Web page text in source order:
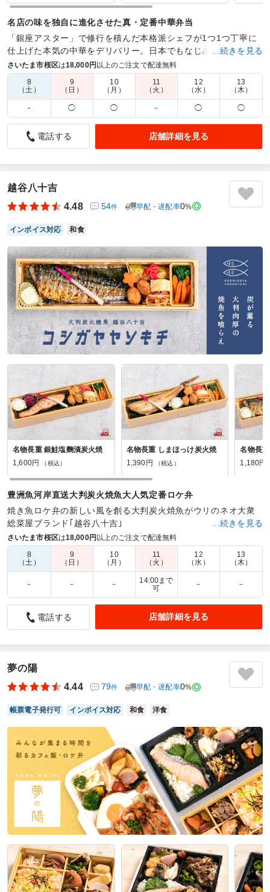
名店の味を独自に進化させた真・定番中華弁当
「銀座アスター」で修行を積んだ本格派シェフが1つ1つ丁寧に
仕上げた本気の中華をデリバリー。日本でもなじみ深い料理た
ちがシェフの腕で新たなフェーズへ昇華する。
商品数： 締切日時： 2日前23:45 価格帯：
972円～2,160円
配達時間：
10:30～21:00
チャーハンもホイコーローも美味しかったです。
4.0
若い男性は、チャーハンを大盛りで頼むと良いかもしれませ
ご利用シーン：スポーツ
埼玉県さいたま市桜区道場2022/09/24
石橋飯店の口コミをもっと見る
…続きを見る
さいたま市桜区は18,000円以上のご注文で配達無料
8
（土）
9
（日）
10
（月）
11
（火）
12
（水）
13
（木）
－ ◯ ◯ － ◯ ◯
電話する 店舗詳細を見る
越谷八十吉
4.48
54件 早配・遅配率0%
インボイス対応 和食
名物長重 銀鮭塩麴漬炭火焼
1,600円
（税込）
名物長重 しまほっけ炭火焼
1,390円
（税込） 1,180円
豊洲魚河岸直送大判炭火焼魚大人気定番ロケ弁
焼き魚ロケ弁の新しい風を創る大判炭火焼魚がウリのネオ大衆
総菜屋ブランド｢越谷八十吉｣
商品数： 22 締切日時： 1日前11:00 価格帯： 960円～1,900円
配達時間：
7:30～18:00
時間通りに届けて頂き、また蓋を開け＆食べてみて、非常
に満足しました。
4.0 株式会社総宣アド
こともありましたが今回は時間も正確で、また内容について
も配達された弁当を食べた方が全員非常に満足しておりまし
た。ご馳走様でした。
ご利用シーン： ロケ・撮影
撮影
参加者の年齢：
30代～40代男女比：
越谷八十吉の口コミをもっと見る
…続きを見る
さいたま市桜区は18,000円 以上のご注文で配達無料
8
（土）
9
（日）
10
（月）
11
（火）
12
（水）
13
（木）
－ － －
14:00まで
可
－ －
電話する 店舗詳細を見る
夢の陽
4.44
79件 早配・遅配率0%
帳票電子発行可 インボイス対応 和食 洋食